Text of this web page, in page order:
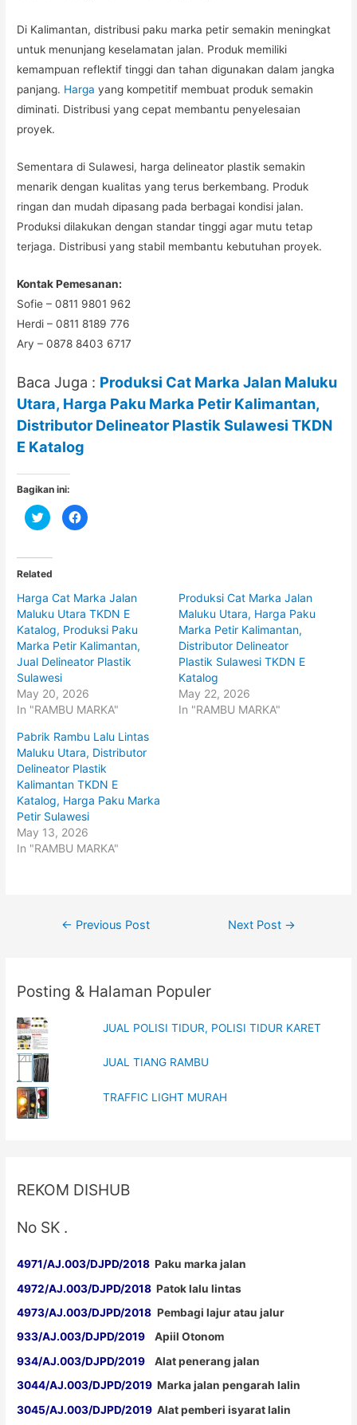
Di Kalimantan, distribusi paku marka petir semakin meningkat
untuk menunjang keselamatan jalan. Produk memiliki
kemampuan reflektif tinggi dan tahan digunakan dalam jangka
panjang. Harga yang kompetitif membuat produk semakin
diminati. Distribusi yang cepat membantu penyelesaian
proyek.
Sementara di Sulawesi, harga delineator plastik semakin
menarik dengan kualitas yang terus berkembang. Produk
ringan dan mudah dipasang pada berbagai kondisi jalan.
Produksi dilakukan dengan standar tinggi agar mutu tetap
terjaga. Distribusi yang stabil membantu kebutuhan proyek.
Kontak Pemesanan:
Sofie – 0811 9801 962
Herdi – 0811 8189 776
Ary – 0878 8403 6717
Baca Juga : Produksi Cat Marka Jalan Maluku
Utara, Harga Paku Marka Petir Kalimantan,
Distributor Delineator Plastik Sulawesi TKDN
E Katalog
Bagikan ini:
C
l
t
o
s
a
r
e
o
n
T
w
i
t
t
e
r
(
p
e
n
s
i
n
n
e
w
w
i
n
d
C
l
h
a
r
e
o
n
F
a
c
b
o
o
k
O
p
e
n
s
i
n
n
e
w
w
i
n
Related
Harga Cat Marka Jalan
Maluku Utara TKDN E
Katalog, Produksi Paku
Marka Petir Kalimantan,
Jual Delineator Plastik
Sulawesi
May 20, 2026
In "RAMBU MARKA"
Produksi Cat Marka Jalan
Maluku Utara, Harga Paku
Marka Petir Kalimantan,
Distributor Delineator
Plastik Sulawesi TKDN E
Katalog
May 22, 2026
In "RAMBU MARKA"
Pabrik Rambu Lalu Lintas
Maluku Utara, Distributor
Delineator Plastik
Kalimantan TKDN E
Katalog, Harga Paku Marka
Petir Sulawesi
May 13, 2026
In "RAMBU MARKA"
Post
← Previous Post Next Post →
Posting & Halaman Populer
JUAL POLISI TIDUR, POLISI TIDUR KARET
JUAL TIANG RAMBU
TRAFFIC LIGHT MURAH
REKOM DISHUB
No SK .
4971/AJ.003/DJPD/2018 Paku marka jalan
4972/AJ.003/DJPD/2018 Patok lalu lintas
4973/AJ.003/DJPD/2018 Pembagi lajur atau jalur
933/AJ.003/DJPD/2019 Apiil Otonom
934/AJ.003/DJPD/2019 Alat penerang jalan
3044/AJ.003/DJPD/2019 Marka jalan pengarah lalin
3045/AJ.003/DJPD/2019 Alat pemberi isyarat lalin